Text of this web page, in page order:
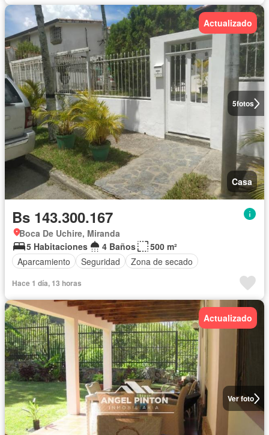
5fotos
Actualizado
Casa
Bs 143.300.167
Boca De Uchire, Miranda
5 Habitaciones
4 Baños
500 m²
Aparcamiento
Seguridad Zona de secado
Hace 1 día, 13 horas
Ver foto
Actualizado